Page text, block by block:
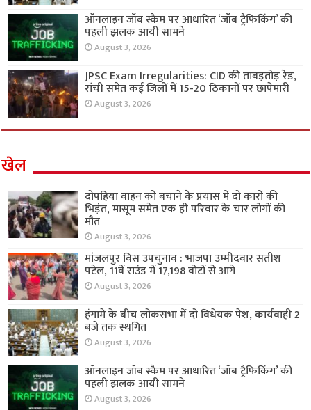
ऑनलाइन जॉब स्कैम पर आधारित ‘जॉब ट्रैफिकिंग’ की
पहली झलक आयी सामने
August 3, 2026
JPSC Exam Irregularities: CID की ताबड़तोड़ रेड,
रांची समेत कई जिलों में 15-20 ठिकानों पर छापेमारी
August 3, 2026
खेल
दोपहिया वाहन को बचाने के प्रयास में दो कारों की
भिड़ंत, मासूम समेत एक ही परिवार के चार लोगों की
मौत
August 3, 2026
मांजलपुर विस उपचुनाव : भाजपा उम्मीदवार सतीश
पटेल, 11वें राउंड में 17,198 वोटों से आगे
August 3, 2026
हंगामे के बीच लोकसभा में दो विधेयक पेश, कार्यवाही 2
बजे तक स्थगित
August 3, 2026
ऑनलाइन जॉब स्कैम पर आधारित ‘जॉब ट्रैफिकिंग’ की
पहली झलक आयी सामने
August 3, 2026